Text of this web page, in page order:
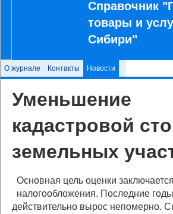
Справочник
товары и
Сибири"
О журнале Контакты Новости
Уменьшение
кадастровой
земельных
Основная цель оценки
налогообложения. Последние
действительно вырос непомерно.